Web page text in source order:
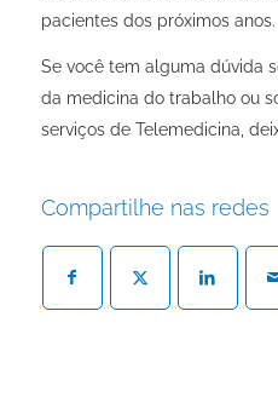
pacientes dos próximos anos.
Se você tem alguma dúvida
da medicina do trabalho ou
serviços de Telemedicina,
Compartilhe nas redes